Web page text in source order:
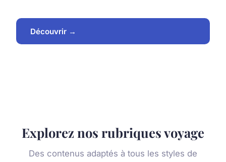
Découvrir →
Explorez nos rubriques voyage
Des contenus adaptés à tous les styles de